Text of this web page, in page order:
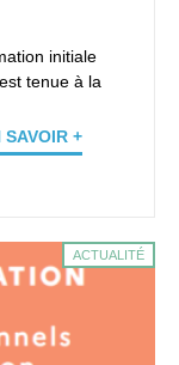
initiale
tenue à la
SAVOIR +
ACTUALITÉ